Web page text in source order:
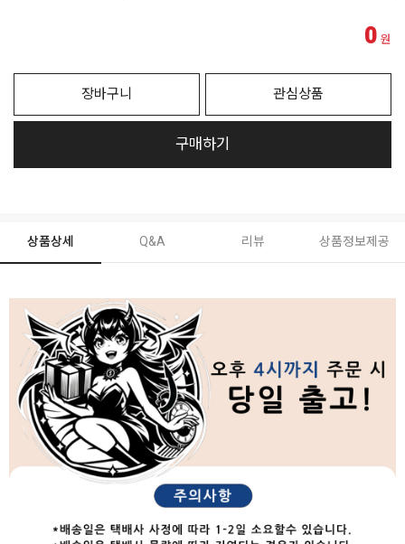
0 원
장바구니 관심상품
구매하기
상품상세 Q&A 리뷰 상품정보제공